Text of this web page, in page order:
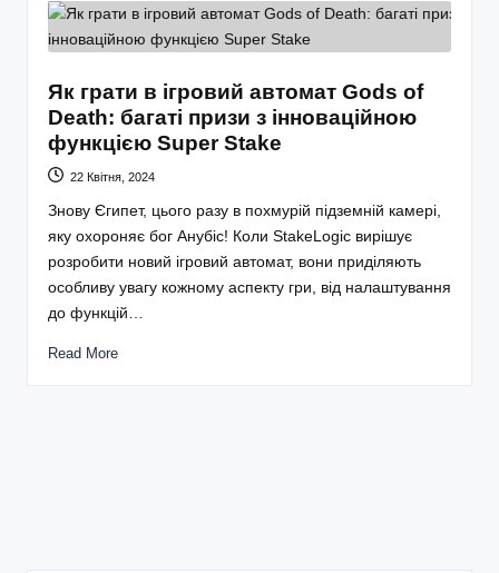
Як грати в ігровий автомат Gods of
Death: багаті призи з інноваційною
функцією Super Stake
22 Квітня, 2024
Знову Єгипет, цього разу в похмурій підземній камері,
яку охороняє бог Анубіс! Коли StakeLogic вирішує
розробити новий ігровий автомат, вони приділяють
особливу увагу кожному аспекту гри, від налаштування
до функцій…
Read More